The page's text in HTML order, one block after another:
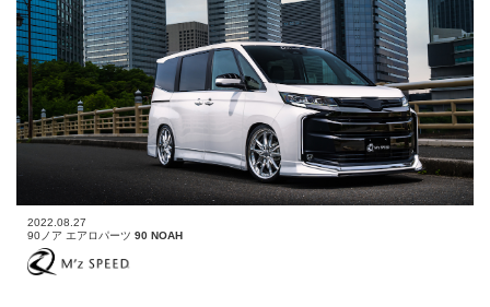
2022.08.27
90ノア エアロパーツ 90 NOAH